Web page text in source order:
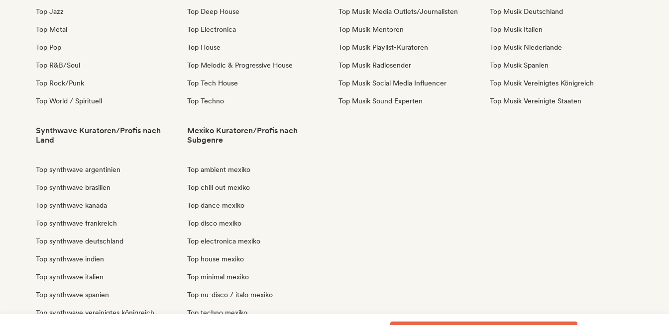
Top Jazz
Top Metal
Top Pop
Top R&B/Soul
Top Rock/Punk
Top World / Spirituell
Top Deep House
Top Electronica
Top House
Top Melodic & Progressive House
Top Tech House
Top Techno
Top Musik Media Outlets/Journalisten
Top Musik Mentoren
Top Musik Playlist-Kuratoren
Top Musik Radiosender
Top Musik Social Media Influencer
Top Musik Sound Experten
Top Musik Deutschland
Top Musik Italien
Top Musik Niederlande
Top Musik Spanien
Top Musik Vereinigtes Königreich
Top Musik Vereinigte Staaten
Synthwave Kuratoren/Profis nach
Land
Top synthwave argentinien
Top synthwave brasilien
Top synthwave kanada
Top synthwave frankreich
Top synthwave deutschland
Top synthwave indien
Top synthwave italien
Top synthwave spanien
Top synthwave vereinigtes königreich
Mexiko Kuratoren/Profis nach
Subgenre
Top ambient mexiko
Top chill out mexiko
Top dance mexiko
Top disco mexiko
Top electronica mexiko
Top house mexiko
Top minimal mexiko
Top nu-disco / italo mexiko
Top techno mexiko